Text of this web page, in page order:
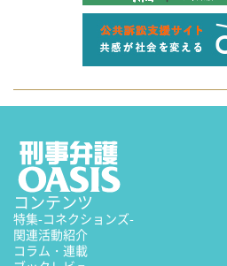
コンテンツ
特集-コネクションズ-
関連活動紹介
コラム・連載